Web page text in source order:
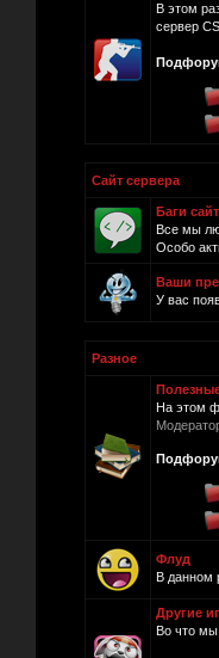
В этом
сервер
Сайт сервера
Баги
Все мы
Особо
Ваши
У вас
Разное
На этом
Флуд
В данном
Другие
Во что мы